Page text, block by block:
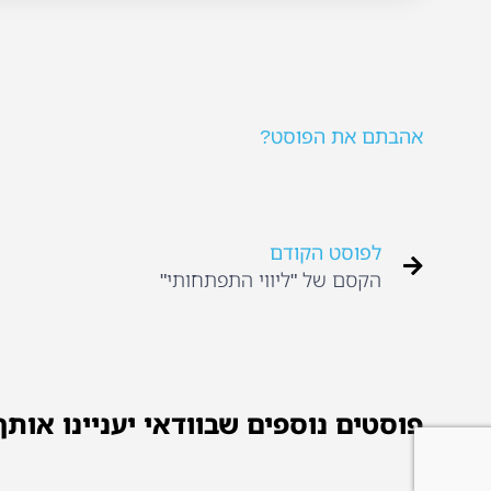
אהבתם את הפוסט?
לפוסט הקודם
הקסם של "ליווי התפתחותי"
פוסטים נוספים שבוודאי יעניינו